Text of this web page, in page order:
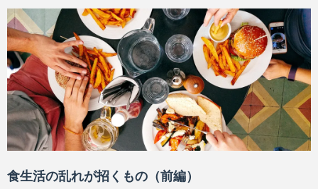
食生活の乱れが招くもの（前編）